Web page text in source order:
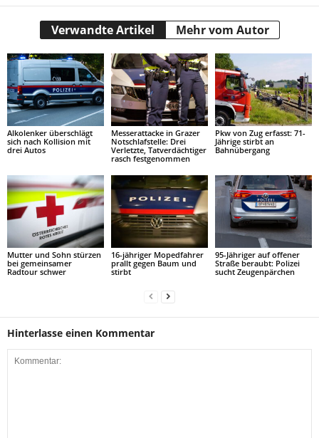
Verwandte Artikel Mehr vom Autor
Alkolenker überschlägt
sich nach Kollision mit
drei Autos
Messerattacke in Grazer
Notschlafstelle: Drei
Verletzte, Tatverdächtiger
rasch festgenommen
Pkw von Zug erfasst: 71-
Jährige stirbt an
Bahnübergang
Mutter und Sohn stürzen
bei gemeinsamer
Radtour schwer
16-jähriger Mopedfahrer
prallt gegen Baum und
stirbt
95-Jähriger auf offener
Straße beraubt: Polizei
sucht Zeugenpärchen
Hinterlasse einen Kommentar